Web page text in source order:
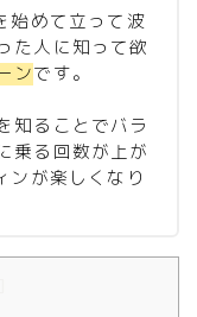
始めて立って波
た人に知って欲
ンです。
知ることでバラ
乗る回数が上が
ンが楽しくなり